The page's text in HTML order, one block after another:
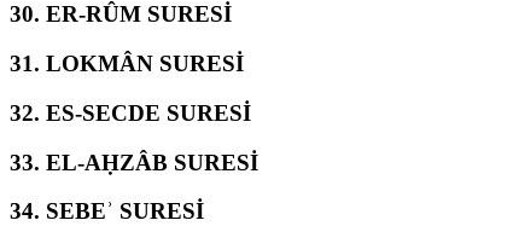
30. ER-RÛM SURESİ
31. LOKMÂN SURESİ
32. ES-SECDE SURESİ
33. EL-AḤZÂB SURESİ
34. SEBEʾ SURESİ